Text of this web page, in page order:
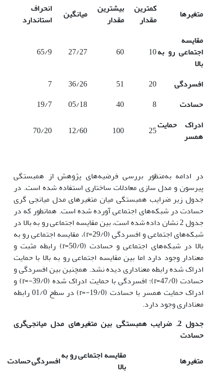
متغیرها
کمترین
مقدار
بیشترین
مقدار
میانگین
انحراف
استاندارد
مقایسه
اجتماعی رو به
بالا
10
60
27/27
65/9
افسردگی 20
51
36/26
7
حسادت
8
40
05/18
19/7
ادراک حمایت
همسر
25
100
12/60
70/20
در ادامه به‌منظور بررسی فرضیه‌های پژوهش از همبستگی
پیرسون و مدل سازی معادلات ساختاری استفاده شده است. در
جدول زیر ضرایب همبستگی میان متغیرهای مدل میانجی گری
حسادت در شبکه‌های اجتماعی آورده شده است. همانطور که در
جدول 2 نشان داده شده است، بین مقایسه اجتماعی رو به بالا در
شبکه‌های اجتماعی و افسردگی (29/0=r)، مقایسه اجتماعی رو به
بالا در شبکه‌های اجتماعی و حسادت (50/0=r) رابطه مثبت و
معنادار وجود دارد اما بین مقایسه اجتماعی رو به بالا با حمایت
ادراک شده رابطه معناداری دیده نشد. همچنین بین افسردگی و
حسادت (47/0=r)؛ افسردگی با حمایت ادراک شده (39/0-=r) و
ادراک حمایت همسر با حسادت (19/0-=r) در سطح 01/0 رابطه
معناداری وجود دارد.
جدول 2. ضرایب همبستگی بین متغیرهای مدل میانجی‌گری
حسادت
متغیرها
مقایسه اجتماعی رو به
بالا
افسردگیحسادت